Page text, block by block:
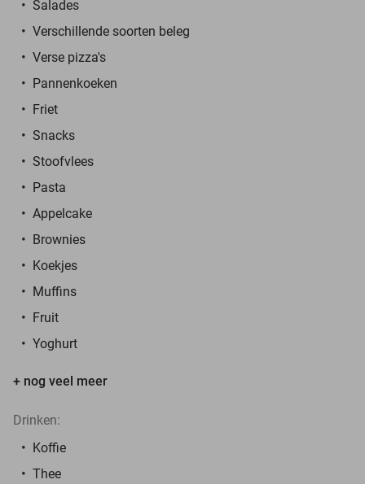
Salades
Verschillende soorten beleg
Verse pizza's
Pannenkoeken
Friet
Snacks
Stoofvlees
Pasta
Appelcake
Brownies
Koekjes
Muffins
Fruit
Yoghurt
+ nog veel meer
Drinken:
Koffie
Thee